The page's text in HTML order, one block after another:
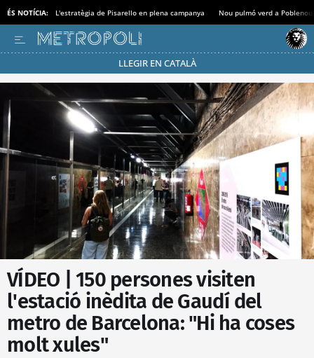
ÉS NOTÍCIA: L'estratègia de Pisarello en plena campanya Nou pulmó verd a Poblenou
LLEGIR EN CATALÀ
Passa’t al mode estalvi
VÍDEO | 150 persones visiten
l'estació inèdita de Gaudí del
metro de Barcelona: "Hi ha coses
molt xules"